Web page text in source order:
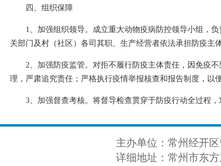
四、组织保障
1、加强组织领导。成立重大动物疫病防控领导小组，
关部门及村（社区）各司其职、生产经营者依法承担防疫主
2、加强防疫监管。对拒不履行防疫主体责任，因免疫
理，严肃追究责任；严格执行疫情举报核查和报告制度，
3、加强督查考核。将督导检查贯穿于防疫行动全过程
主办单位：常州经开
详细地址：常州市东